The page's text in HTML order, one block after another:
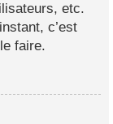
etc.
c’est
faire.